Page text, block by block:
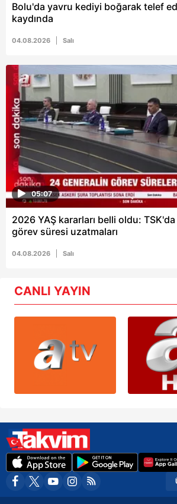
Bolu'da yavru kediyi boğarak telef
kaydında
04.08.2026 Salı
05:07
2026 YAŞ kararları belli oldu:
görev süresi uzatmaları
04.08.2026 Salı
CANLI YAYIN